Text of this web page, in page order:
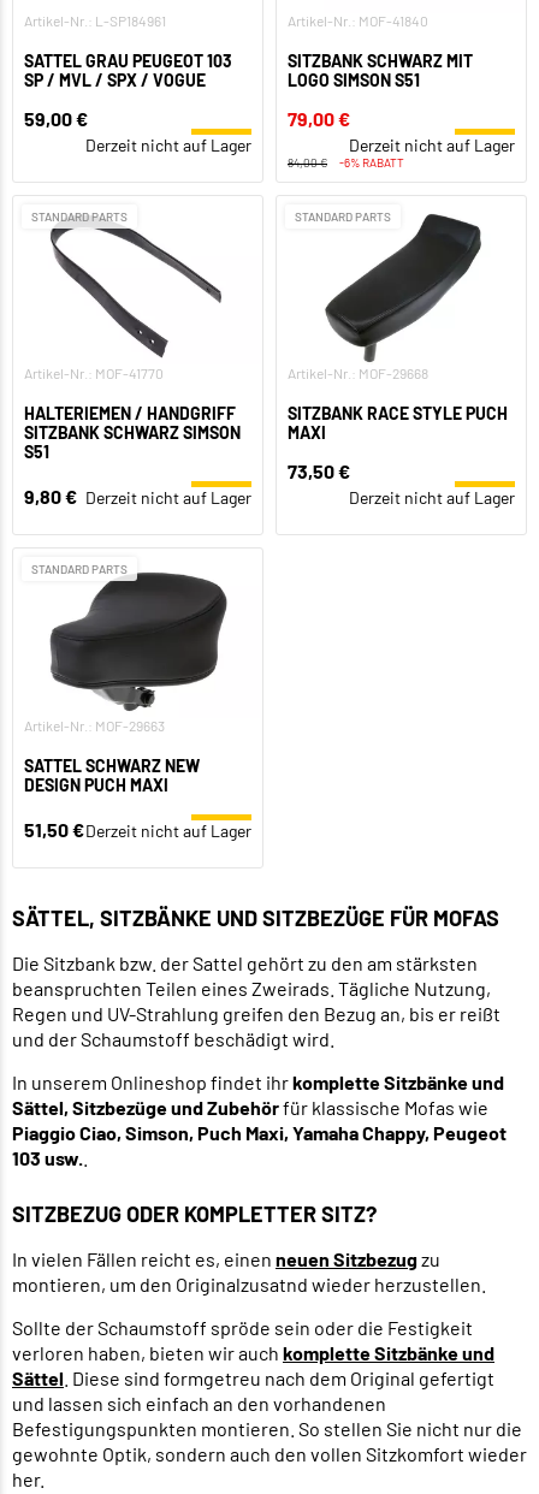
Artikel-Nr.: L-SP184961
SATTEL GRAU PEUGEOT 103
SP / MVL / SPX / VOGUE
59,00 €
Derzeit nicht auf Lager
Artikel-Nr.: MOF-41840
SITZBANK SCHWARZ MIT
LOGO SIMSON S51
79,00 €
Derzeit nicht auf Lager
84,00 € -6% RABATT
STANDARD PARTS
Artikel-Nr.: MOF-41770
HALTERIEMEN / HANDGRIFF
SITZBANK SCHWARZ SIMSON
S51
9,80 € Derzeit nicht auf Lager
STANDARD PARTS
Artikel-Nr.: MOF-29668
SITZBANK RACE STYLE PUCH
MAXI
73,50 €
Derzeit nicht auf Lager
STANDARD PARTS
Artikel-Nr.: MOF-29663
SATTEL SCHWARZ NEW
DESIGN PUCH MAXI
51,50 €Derzeit nicht auf Lager
SÄTTEL, SITZBÄNKE UND SITZBEZÜGE FÜR MOFAS
Die Sitzbank bzw. der Sattel gehört zu den am stärksten
beanspruchten Teilen eines Zweirads. Tägliche Nutzung,
Regen und UV-Strahlung greifen den Bezug an, bis er reißt
und der Schaumstoff beschädigt wird.
In unserem Onlineshop findet ihrkomplette Sitzbänke und
Sättel, Sitzbezüge und Zubehörfür klassische Mofas wie
Piaggio Ciao, Simson, Puch Maxi, Yamaha Chappy, Peugeot
103 usw.
SITZBEZUG ODER KOMPLETTER SITZ?
In vielen Fällen reicht es, einen neuen Sitzbezugzu
montieren, um den Originalzusatnd wieder herzustellen.
Sollte der Schaumstoff spröde sein oder die Festigkeit
verloren haben, bieten wir auch komplette Sitzbänke und
Sättel . Diese sind formgetreu nach dem Original gefertigt
und lassen sich einfach an den vorhandenen
Befestigungspunkten montieren. So stellen Sie nicht nur die
gewohnte Optik, sondern auch den vollen Sitzkomfort wieder
her.